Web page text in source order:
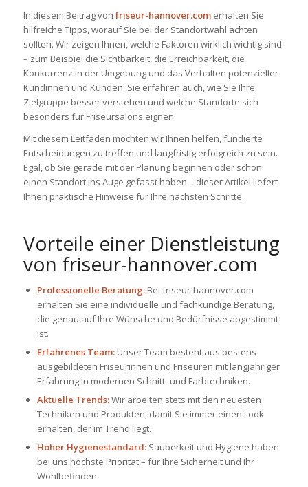
In diesem Beitrag von friseur-hannover.comerhalten Sie
hilfreiche Tipps, worauf Sie bei der Standortwahl achten
sollten. Wir zeigen Ihnen, welche Faktoren wirklich wichtig sind
– zum Beispiel die Sichtbarkeit, die Erreichbarkeit, die
Konkurrenz in der Umgebung und das Verhalten potenzieller
Kundinnen und Kunden. Sie erfahren auch, wie Sie Ihre
Zielgruppe besser verstehen und welche Standorte sich
besonders für Friseursalons eignen.
Mit diesem Leitfaden möchten wir Ihnen helfen, fundierte
Entscheidungen zu treffen und langfristig erfolgreich zu sein.
Egal, ob Sie gerade mit der Planung beginnen oder schon
einen Standort ins Auge gefasst haben – dieser Artikel liefert
Ihnen praktische Hinweise für Ihre nächsten Schritte.
Vorteile einer Dienstleistung
von friseur-hannover.com
Professionelle Beratung:Bei friseur-hannover.com
erhalten Sie eine individuelle und fachkundige Beratung,
die genau auf Ihre Wünsche und Bedürfnisse abgestimmt
ist.
Erfahrenes Team:Unser Team besteht aus bestens
ausgebildeten Friseurinnen und Friseuren mit langjähriger
Erfahrung in modernen Schnitt- und Farbtechniken.
Aktuelle Trends:Wir arbeiten stets mit den neuesten
Techniken und Produkten, damit Sie immer einen Look
erhalten, der im Trend liegt.
Hoher Hygienestandard:Sauberkeit und Hygiene haben
bei uns höchste Priorität – für Ihre Sicherheit und Ihr
Wohlbefinden.